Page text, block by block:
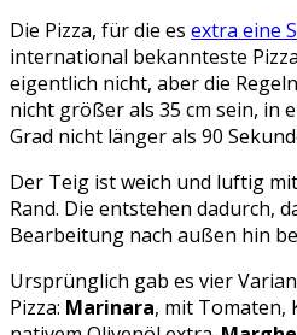
Die Pizza, für die es extra eine
international bekannteste
eigentlich nicht, aber die
nicht größer als 35 cm sein, in
Grad nicht länger als 90
Der Teig ist weich und luftig
Rand. Die entstehen dadurch,
Bearbeitung nach außen hin
Ursprünglich gab es vier
Pizza: Marinara, mit Tomaten,